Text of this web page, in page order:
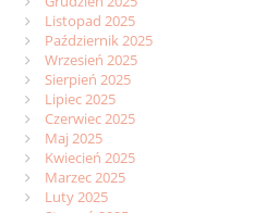
Listopad 2025
Październik 2025
Wrzesień 2025
Sierpień 2025
Lipiec 2025
Czerwiec 2025
Maj 2025
Kwiecień 2025
Marzec 2025
Luty 2025